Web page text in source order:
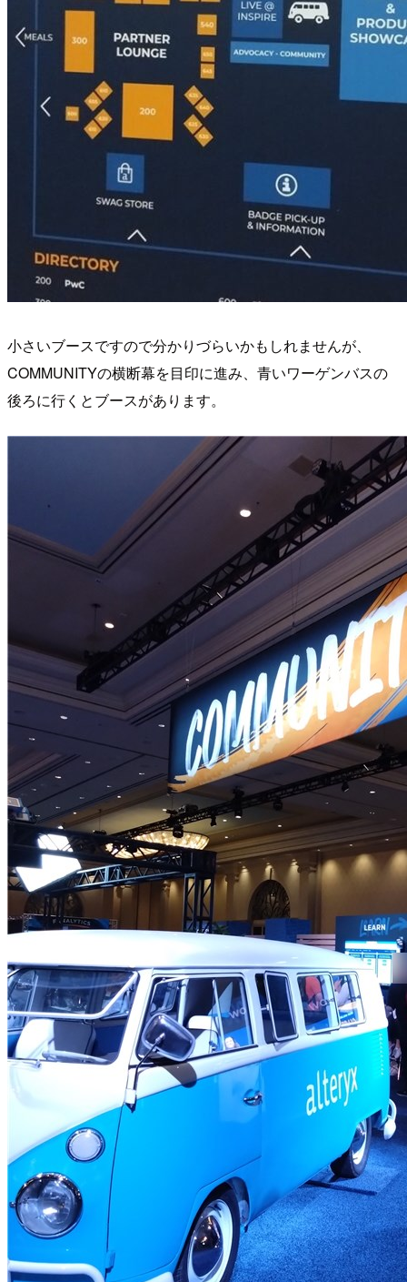
小さいブースですので分かりづらいかもしれませんが、
COMMUNITYの横断幕を目印に進み、青いワーゲンバスの
後ろに行くとブースがあります。